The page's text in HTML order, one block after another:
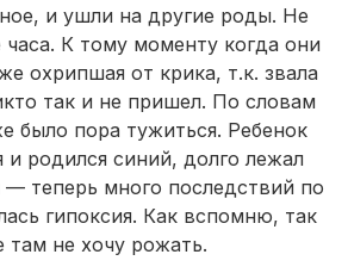
и ушли на другие роды. Не
К тому моменту когда они
охрипшая от крика, т.к. звала
так и не пришел. По словам
было пора тужиться. Ребенок
и родился синий, долго лежал
— теперь много последствий по
гипоксия. Как вспомню, так
там не хочу рожать.
(1 роддом)
(1 роддом)
роддом)